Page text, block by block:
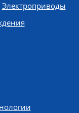
Электроприводы